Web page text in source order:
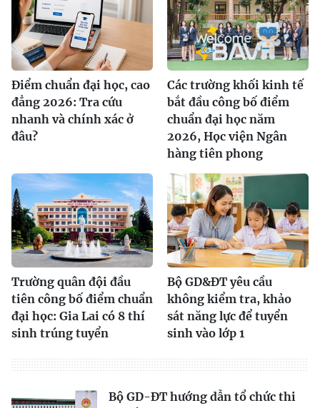
Điểm chuẩn đại học, cao
đẳng 2026: Tra cứu
nhanh và chính xác ở
đâu?
Các trường khối kinh tế
bắt đầu công bố điểm
chuẩn đại học năm
2026, Học viện Ngân
hàng tiên phong
Trường quân đội đầu
tiên công bố điểm chuẩn
đại học: Gia Lai có 8 thí
sinh trúng tuyển
Bộ GD&ĐT yêu cầu
không kiểm tra, khảo
sát năng lực để tuyển
sinh vào lớp 1
Bộ GD-ĐT hướng dẫn tổ chức thi